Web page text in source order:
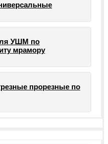
УШМ по
мрамору
прорезные по